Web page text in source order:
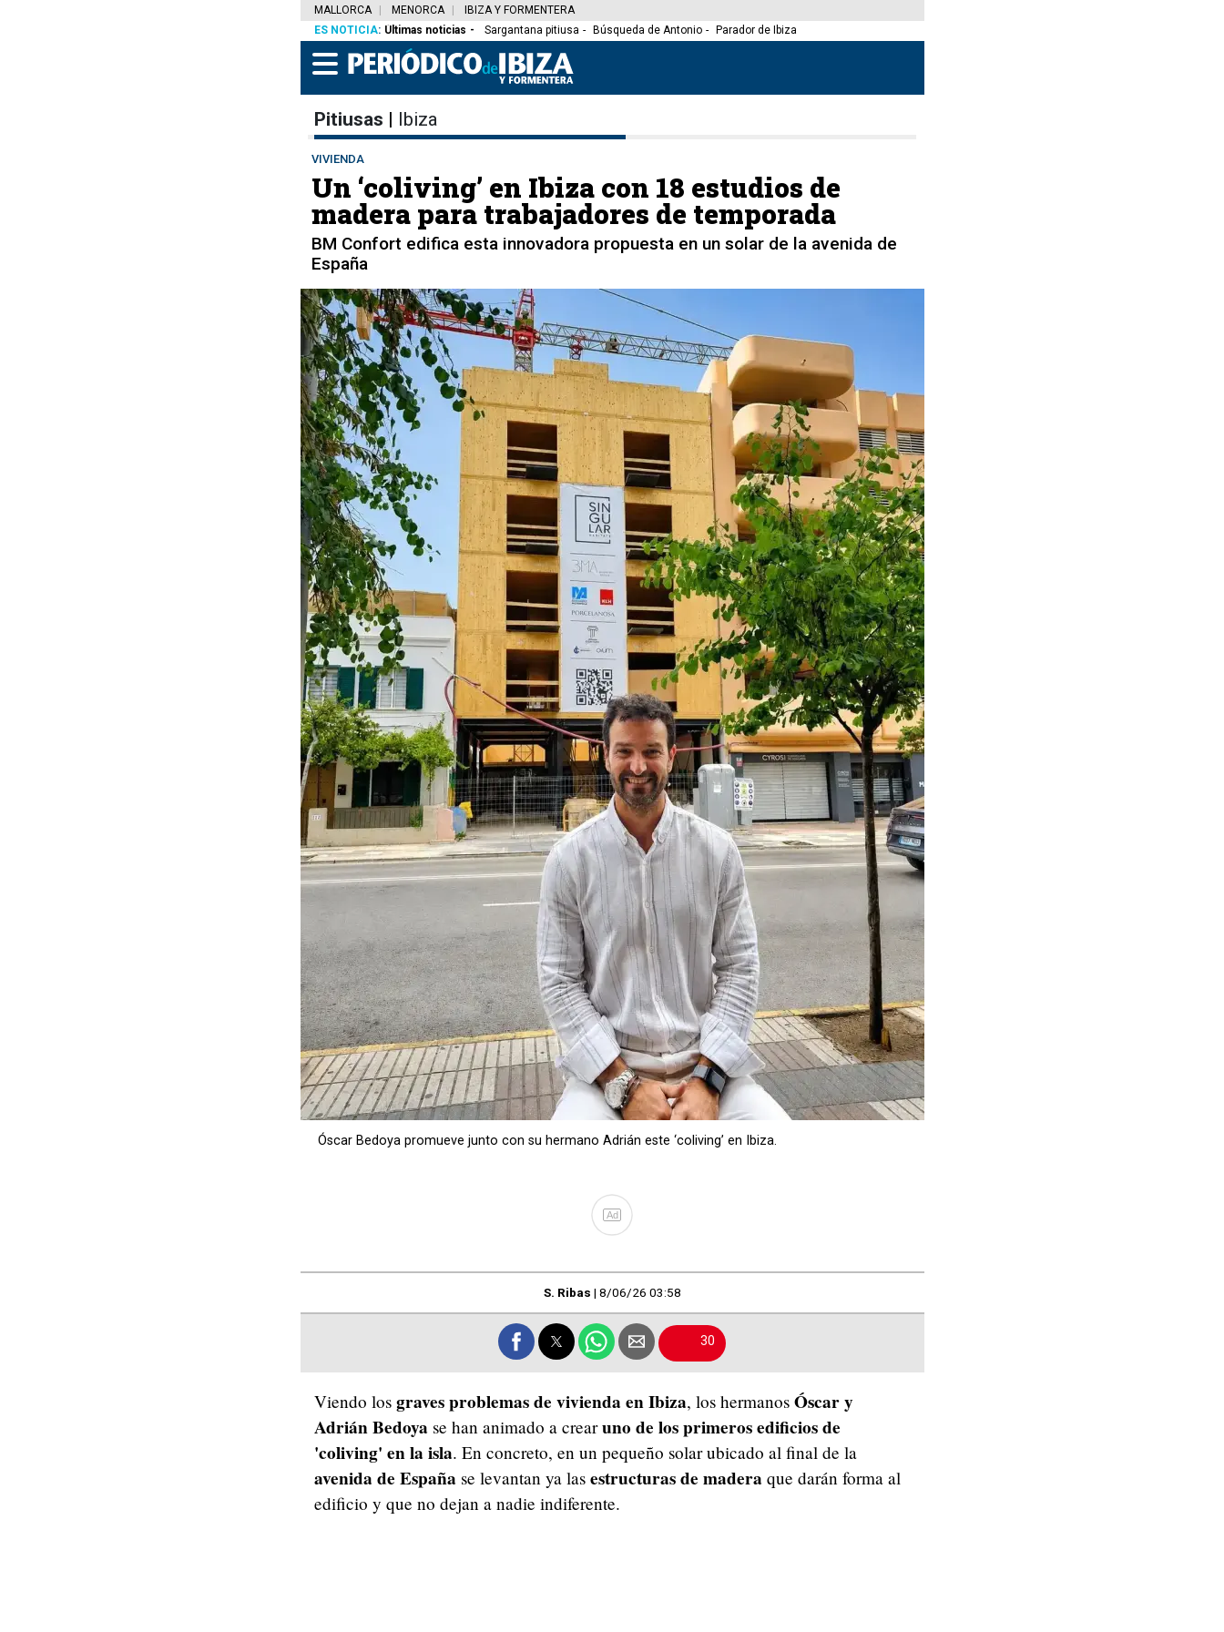
MALLORCA MENORCA
IBIZA Y FORMENTERA
ES NOTICIA: Últimas noticias Sargantana pitiusa Búsqueda de Antonio Parador de Ibiza
Pitiusas | Ibiza
VIVIENDA
Un ‘coliving’ en Ibiza con 18 estudios de
madera para trabajadores de temporada
BM Confort edifica esta innovadora propuesta en un solar de la avenida de
España
Óscar Bedoya promueve junto con su hermano Adrián este ‘coliving’ en Ibiza.
Ad
S. Ribas | 8/06/26 03:58
30
Viendo los graves problemas de vivienda en Ibiza, los hermanos Óscar y
Adrián Bedoyase han animado a crearuno de los primeros edificios de
'coliving' en la isla. En concreto, en un pequeño solar ubicado al final de la
avenida de Españase levantan ya las estructuras de maderaque darán forma al
edificio y que no dejan a nadie indiferente.